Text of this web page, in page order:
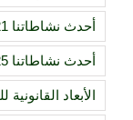
أحدث نشاطاتنا 2021
أحدث نشاطاتنا 2025
الأبعاد